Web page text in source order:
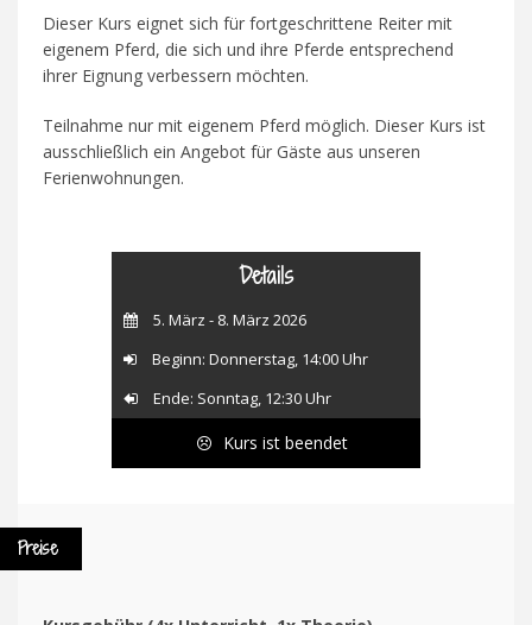
Dieser Kurs eignet sich für fortgeschrittene Reiter mit
eigenem Pferd, die sich und ihre Pferde entsprechend
ihrer Eignung verbessern möchten.
Teilnahme nur mit eigenem Pferd möglich. Dieser Kurs ist
ausschließlich ein Angebot für Gäste aus unseren
Ferienwohnungen.
Details
5. März - 8. März 2026
Beginn: Donnerstag, 14:00 Uhr
Ende: Sonntag, 12:30 Uhr
Kurs ist beendet
Preise